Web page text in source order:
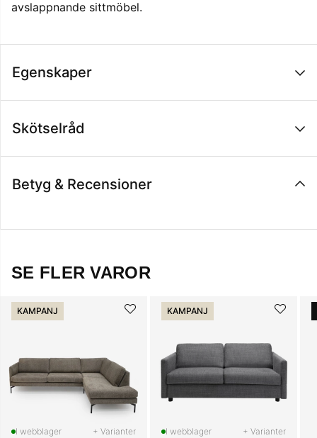
avslappnande sittmöbel.
Egenskaper
Skötselråd
Betyg & Recensioner
SE FLER VAROR
KAMPANJ
+ Varianter
KAMPANJ
+ Varianter